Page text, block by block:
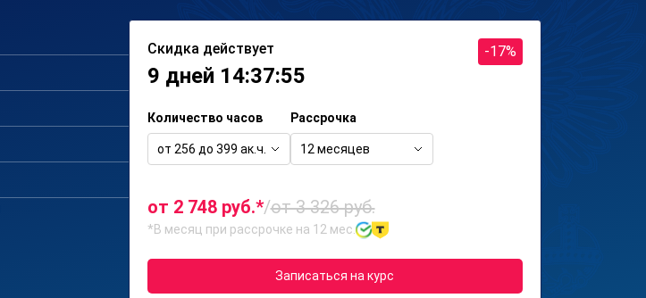
Скидка действует
9 дней 14:37:55
-17%
Количество часов
от 256 до 399 ак.ч.
Рассрочка
12 месяцев
от 2 748 руб.*/от 3 326 руб.
*В месяц при рассрочке на 12 мес.
Записаться на курс